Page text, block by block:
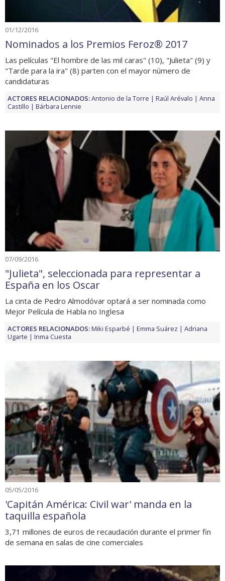
01/12/2016
Nominados a los Premios Feroz® 2017
Las películas "El hombre de las mil caras" (10), "Julieta" (9) y
"Tarde para la ira" (8) parten con el mayor número de
candidaturas
ACTORES RELACIONADOS:Antonio de la Torre Raúl Arévalo
Anna
Castillo
Bárbara Lennie
07/09/2016
"Julieta", seleccionada para representar a
España en los Oscar
La cinta de Pedro Almodóvar optará a ser nominada como
Mejor Película de Habla no Inglesa
ACTORES RELACIONADOS:Miki Esparbé Emma Suárez
Adriana
Ugarte
Inma Cuesta
05/05/2016
'Capitán América: Civil war' manda en la
taquilla española
3,71 millones de euros de recaudación durante el primer fin
de semana en salas de cine comerciales